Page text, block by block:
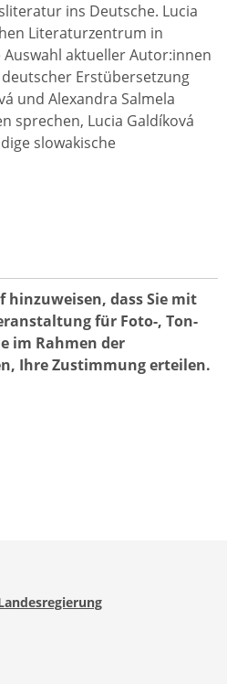
ins Deutsche. Lucia
Literaturzentrum in
aktueller Autor:innen
Erstübersetzung
und Alexandra Salmela
sprechen, Lucia Galdíková
slowakische
hinzuweisen, dass Sie mit
für Foto-, Ton-
im Rahmen der
Ihre Zustimmung erteilen.